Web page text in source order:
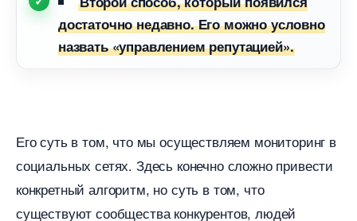
достаточно недавно. Его можно условно
назвать «управлением репутацией».
Его суть в том, что мы осуществляем мониторин
социальных сетях. Здесь конечно сложно привести
конкретный алгоритм, но суть в том, что
существуют сообщества конкурентов, людей